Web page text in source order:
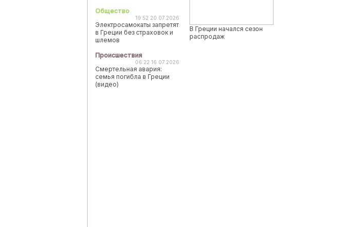
Общество
19:52 20.07.2026
Электросамокаты запретят
в Греции без страховок и
шлемов
Происшествия
06:22 16.07.2026
Смертельная авария:
семья погибла в Греции
(видео)
В Греции начался сезон
распродаж